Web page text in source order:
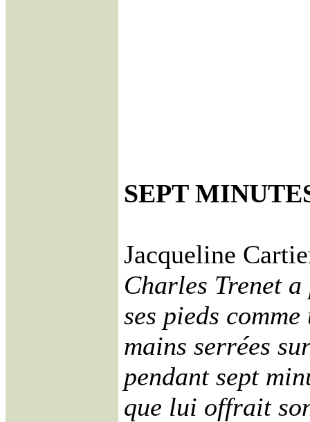
SEPT
Jacqueline
Charles Trenet
ses pieds
mains serrées
pendant sept
que lui offrait